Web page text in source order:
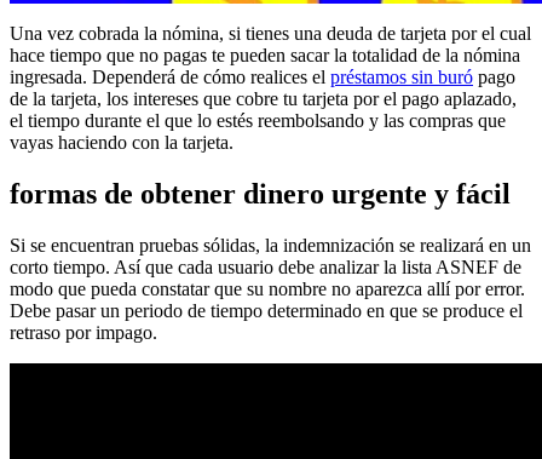
Una vez cobrada la nómina, si tienes una deuda de tarjeta por el cual
hace tiempo que no pagas te pueden sacar la totalidad de la nómina
ingresada. Dependerá de cómo realices el préstamos sin buró pago
de la tarjeta, los intereses que cobre tu tarjeta por el pago aplazado,
el tiempo durante el que lo estés reembolsando y las compras que
vayas haciendo con la tarjeta.
formas de obtener dinero urgente y fácil
Si se encuentran pruebas sólidas, la indemnización se realizará en un
corto tiempo. Así que cada usuario debe analizar la lista ASNEF de
modo que pueda constatar que su nombre no aparezca allí por error.
Debe pasar un periodo de tiempo determinado en que se produce el
retraso por impago.